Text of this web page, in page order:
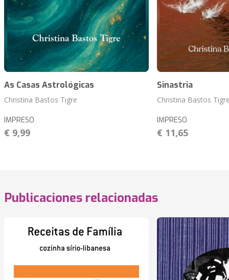
As Casas Astrológicas
Christina Bastos Tigre
IMPRESO
€ 9,99
Sinastria
Christina Bastos
IMPRESO
€ 11,65
Publicaciones relacionadas